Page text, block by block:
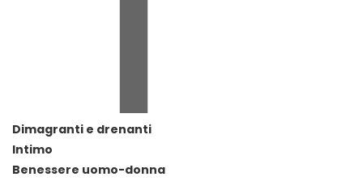
Dimagranti e drenanti
Intimo
Benessere uomo-donna